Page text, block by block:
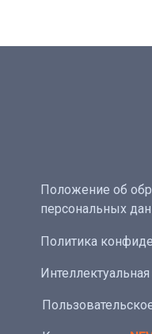
Политика
Положение об
персональных